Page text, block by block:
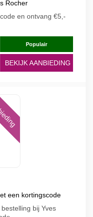
Rocher
en ontvang €5,-
Populair
BEKIJK AANBIEDING
een kortingscode
bij Yves